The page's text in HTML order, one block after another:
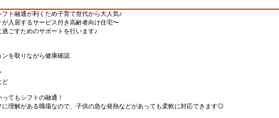
ト融通が利くため子育て世代から大人気♪
入居するサービス付き高齢者向け住宅〜
ごすためのサポートを行います♪
ンを取りながら健康確認
ど
てもシフトの融通！
に理解がある職場なので、子供の急な発熱などがあっても柔軟に対応できます◎